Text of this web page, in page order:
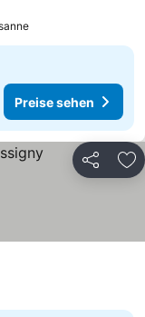
sehen
Preise sehen
Teilen
sehen